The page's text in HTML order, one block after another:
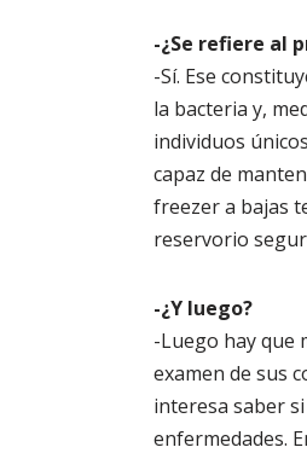
-¿Se refiere al
-Sí. Ese
la bacteria y,
individuos
capaz de
freezer a bajas
reservorio
-¿Y luego?
-Luego hay que
examen de sus
interesa saber
enfermedades.